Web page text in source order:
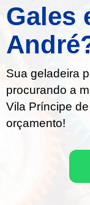
Gales
Sua geladeira
procurando a
Vila Príncipe
orçamento!